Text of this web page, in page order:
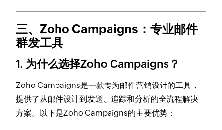
三、Zoho Campaigns：专业邮件
群发工具
1. 为什么选择Zoho Campaigns？
Zoho Campaigns是一款专为邮件营销设计的工具，
提供了从邮件设计到发送、追踪和分析的全流程解决
方案。以下是Zoho Campaigns的主要优势：